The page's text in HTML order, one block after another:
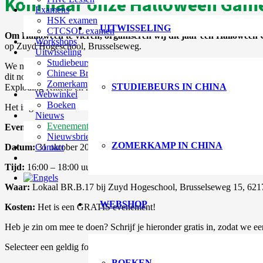
UITWISSELING
STUDIEBEURS IN CHINA
ZOMERKAMP IN CHINA
WEBSHOP
Examens
HSK examen
CTCSOL examen
Workshops
Uitwisseling
Studiebeurs in China
Chinese Bridge Spreekcompetitie
Zomerkamp in China
Webwinkel
Boeken
Nieuws
Evenementen
Nieuwsbrief
Contact
Om Halloween te vieren, organiseren wij dit jaar een Halloween
op Zuyd Hogeschool, Brusselseweg.
We nodigen je graag uit voor onze spelletjesavond, gehost door onze
dit nog bijzonderder te maken, bieden we spellen in zowel het
Exploding Kittens en meer, allemaal in een Halloween-sfeer!
Het is geschikt voor iedereen! Zuyd-studenten, CIM-studenten,
Evenementdetails:
Datum:31 oktober 2023
Tijd: 16:00 – 18:00 uur
Waar: Lokaal BR.B.17 bij Zuyd Hogeschool, Brusselseweg 15,
Kosten: Het is een GRATIS evenement!
Heb je zin om mee te doen? Schrijf je hieronder gratis in, zodat we
Selecteer een geldig formulier